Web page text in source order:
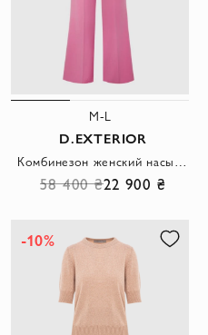
M-L
D.EXTERIOR
Комбинезон женский насыщенно розовый с пиджачным силуэтом и ремнём
58 400 ₴22 900 ₴
-10%